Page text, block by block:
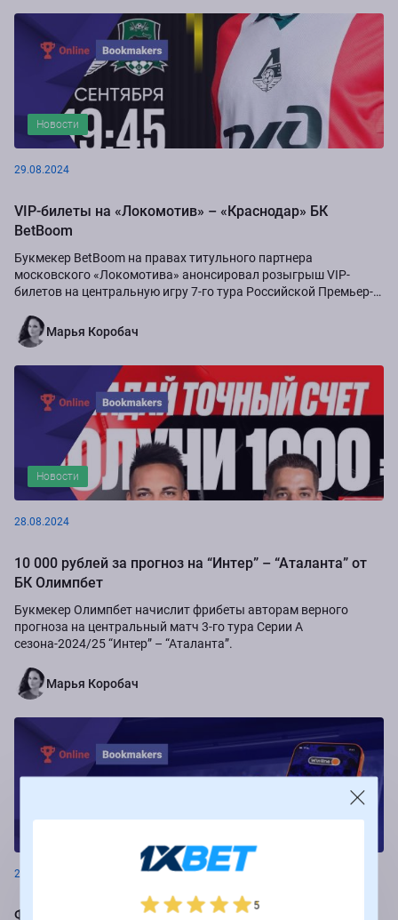
Новости
29.08.2024
VIP-билеты на «Локомотив» – «Краснодар» БК
BetBoom
Букмекер BetBoom на правах титульного партнера
московского «Локомотива» анонсировал розыгрыш VIP-
билетов на центральную игру 7-го тура Российской Премьер-
Марья Коробач
Новости
28.08.2024
10 000 рублей за прогноз на “Интер” – “Аталанта” от
БК Олимпбет
Букмекер Олимпбет начислит фрибеты авторам верного
прогноза на центральный матч 3-го тура Серии А
сезона-2024/25 “Интер” – “Аталанта”.
Марья Коробач
26.08.2024
Фрибеты до 250 000 рублей за ставки на РПЛ от БК
5